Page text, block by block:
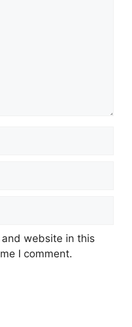
website in this
I comment.